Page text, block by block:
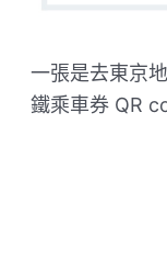
一張是去東京
鐵乘車券 QR